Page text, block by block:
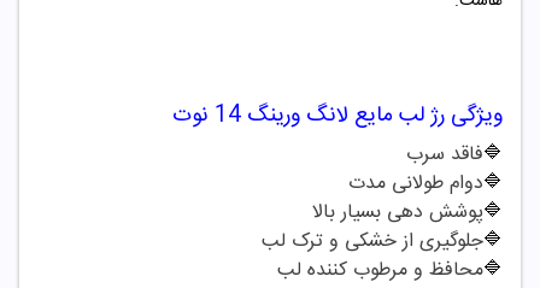
ویژگی رژ لب مایع لانگ ورینگ 14 نوت
🔷فاقد سرب
🔷دوام طولانی مدت
🔷پوشش دهی بسیار بالا
🔷جلوگیری از خشکی و ترک لب
🔷محافظ و مرطوب کننده لب